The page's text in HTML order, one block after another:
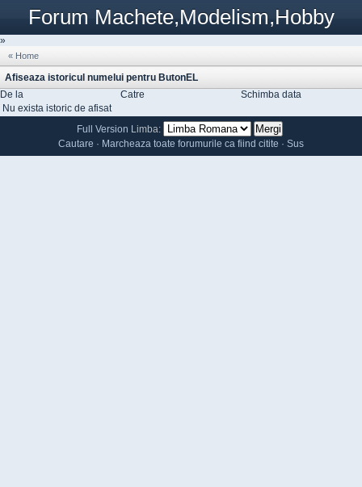
Forum Machete,Modelism,Hobby
»
« Home
Afiseaza istoricul numelui pentru ButonEL
De la
Catre
Schimba data
Nu exista istoric de afisat
Full Version Limba:
Cautare · Marcheaza toate forumurile ca fiind citite · Sus